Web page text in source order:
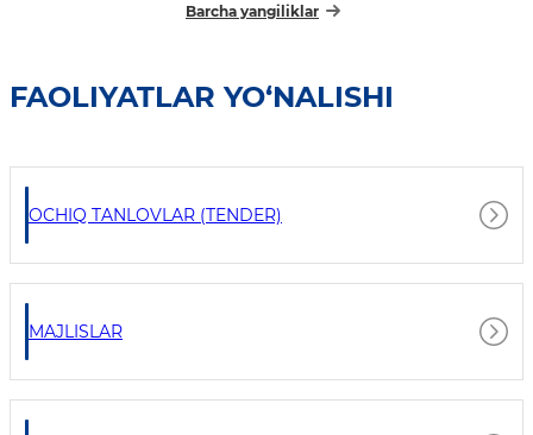
Barcha yangiliklar
FAOLIYATLAR YO‘NALISHI
OCHIQ TANLOVLAR (TENDER)
MAJLISLAR